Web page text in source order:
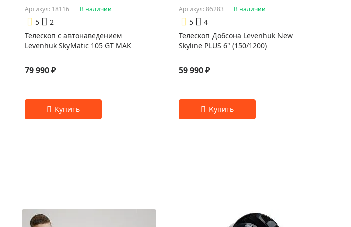
Артикул: 18116 В наличии
5
2
Телескоп с автонаведением
Levenhuk SkyMatic 105 GT MAK
79 990 ₽
Артикул: 86283 В наличии
5
4
Телескоп Добсона Levenhuk New
Skyline PLUS 6" (150/1200)
59 990 ₽